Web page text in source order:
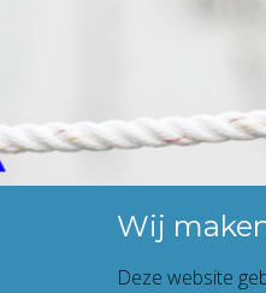
Wij
Deze website